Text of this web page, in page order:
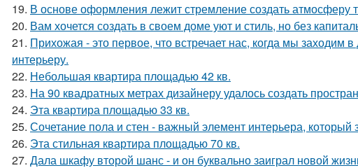
19. В основе оформления лежит стремление создать атмосферу
20. Вам хочется создать в своем доме уют и стиль, но без
21. Прихожая - это первое, что встречает нас, когда мы заходим
интерьеру.
22. Небольшая квартира площадью 42 кв.
23. На 90 квадратных метрах дизайнеру удалось создать
24. Эта квартира площадью 33 кв.
25. Сочетание пола и стен - важный элемент интерьера, который
26. Эта стильная квартира площадью 70 кв.
27. Дала шкафу второй шанс - и он буквально заиграл новой